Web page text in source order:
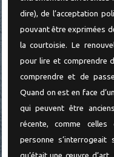
dire), de l’acceptation
pouvant être exprimées
la courtoisie. Le
pour lire et comprendre
comprendre et de
Quand on est en face
qui peuvent être
récente, comme
personne